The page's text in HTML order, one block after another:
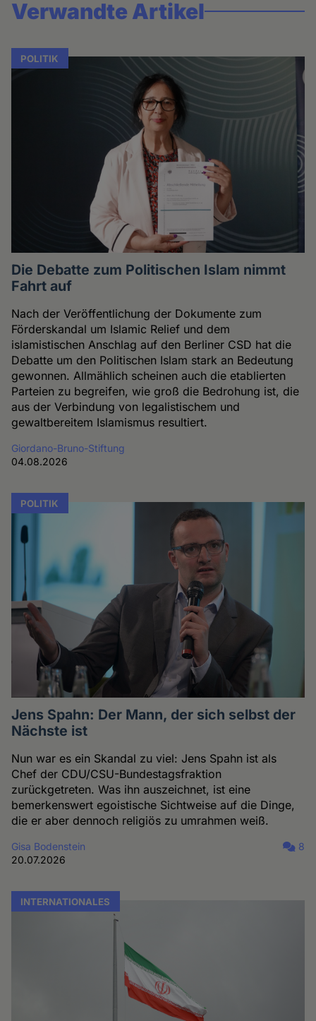
Verwandte Artikel
POLITIK
Die Debatte zum Politischen Islam nimmt
Fahrt auf
Nach der Veröffentlichung der Dokumente zum
Förderskandal um Islamic Relief und dem
islamistischen Anschlag auf den Berliner CSD hat die
Debatte um den Politischen Islam stark an Bedeutung
gewonnen. Allmählich scheinen auch die etablierten
Parteien zu begreifen, wie groß die Bedrohung ist, die
aus der Verbindung von legalistischem und
gewaltbereitem Islamismus resultiert.
Giordano-Bruno-Stiftung
04.08.2026
POLITIK
Jens Spahn: Der Mann, der sich selbst der
Nächste ist
Nun war es ein Skandal zu viel: Jens Spahn ist als
Chef der CDU/CSU-Bundestagsfraktion
zurückgetreten. Was ihn auszeichnet, ist eine
bemerkenswert egoistische Sichtweise auf die Dinge,
die er aber dennoch religiös zu umrahmen weiß.
Gisa Bodenstein
20.07.2026
8
INTERNATIONALES